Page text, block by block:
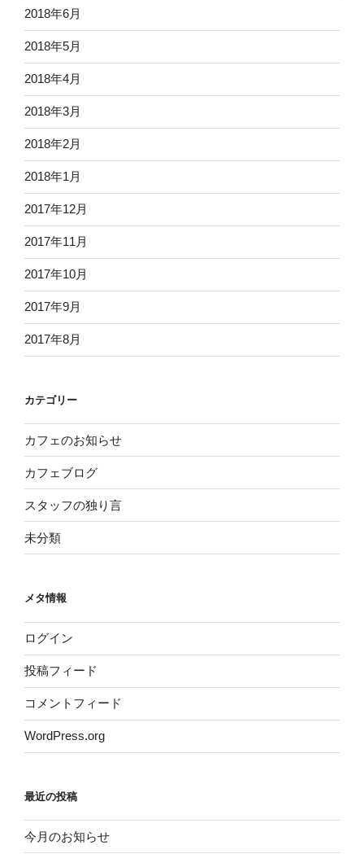
2018年6月
2018年5月
2018年4月
2018年3月
2018年2月
2018年1月
2017年12月
2017年11月
2017年10月
2017年9月
2017年8月
カテゴリー
カフェのお知らせ
カフェブログ
スタッフの独り言
未分類
メタ情報
ログイン
投稿フィード
コメントフィード
WordPress.org
最近の投稿
今月のお知らせ